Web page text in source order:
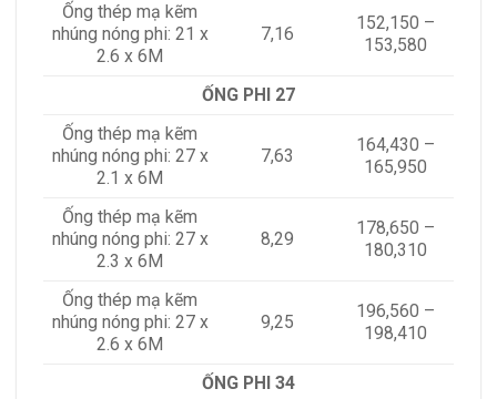
Ống thép mạ kẽm
nhúng nóng phi: 21 x
2.6 x 6M
7,16
152,150 –
153,580
ỐNG PHI 27
Ống thép mạ kẽm
nhúng nóng phi: 27 x
2.1 x 6M
7,63
164,430 –
165,950
Ống thép mạ kẽm
nhúng nóng phi: 27 x
2.3 x 6M
8,29
178,650 –
180,310
Ống thép mạ kẽm
nhúng nóng phi: 27 x
2.6 x 6M
9,25
196,560 –
198,410
ỐNG PHI 34